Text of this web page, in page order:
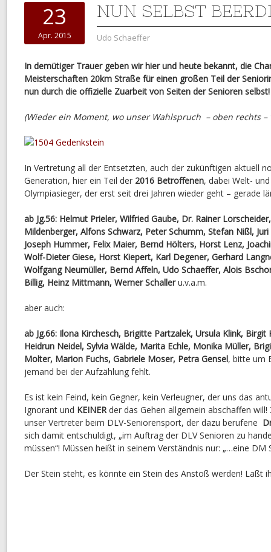
23
Apr. 2015
NUN SELBST
Udo Schaeffer
In demütiger Trauer geben wir hier und heute bekannt, die
Meisterschaften 20km Straße für einen großen Teil der
nun durch die offizielle Zuarbeit von Seiten der Senioren
(Wieder ein Moment, wo unser Wahlspruch – oben rechts –
In Vertretung all der Entsetzten, auch der zukünftigen aktuell
Generation, hier ein Teil der 2016 Betroffenen, dabei Welt-
Olympiasieger, der erst seit drei Jahren wieder geht – gerade
ab Jg.56: Helmut Prieler, Wilfried Gaube, Dr. Rainer
Mildenberger, Alfons Schwarz, Peter Schumm, Stefan Nißl,
Joseph Hummer, Felix Maier, Bernd Hölters, Horst Lenz,
Wolf-Dieter Giese, Horst Kiepert, Karl Degener, Gerhard
Wolfgang Neumüller, Bernd Affeln, Udo Schaeffer, Alois
Billig, Heinz Mittmann, Werner Schalleru.v.a.m.
aber auch:
ab Jg.66: Ilona Kirchesch, Brigitte Partzalek, Ursula Klink,
Heidrun Neidel, Sylvia Wälde, Marita Echle, Monika Müller,
Molter, Marion Fuchs, Gabriele Moser, Petra Gensel, bitte um
jemand bei der Aufzählung fehlt.
Es ist kein Feind, kein Gegner, kein Verleugner, der uns das
Ignorant und KEINER der das Gehen allgemein abschaffen
unser Vertreter beim DLV-Seniorensport, der dazu berufene
sich damit entschuldigt, „im Auftrag der DLV Senioren zu
müssen“! Müssen heißt in seinem Verständnis nur: „…eine DM
Der Stein steht, es könnte ein Stein des Anstoß werden! Laßt